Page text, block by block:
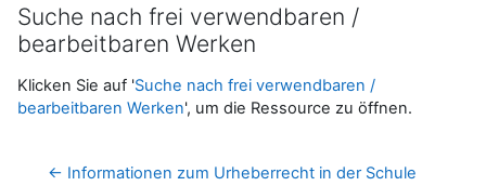
Suche nach frei verwendbaren /
bearbeitbaren Werken
Abschlussbedingungen
Klicken Sie auf 'Suche nach frei verwendbaren /
bearbeitbaren Werken', um die Ressource zu öffnen.
← Informationen zum Urheberrecht in der Schule